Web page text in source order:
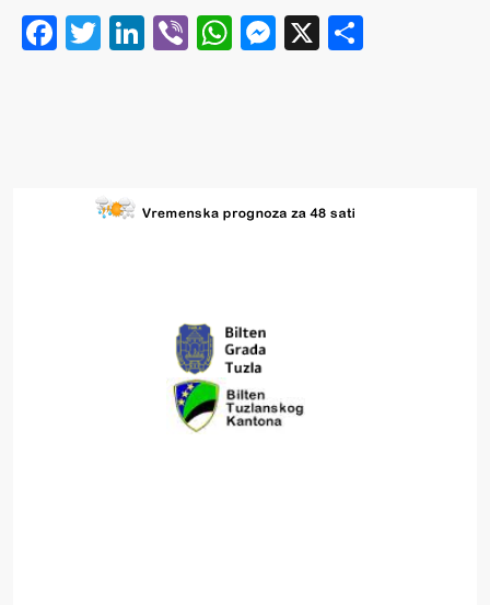
Facebook
Twitter
LinkedIn
ViberWhatsApp
Messenger
X